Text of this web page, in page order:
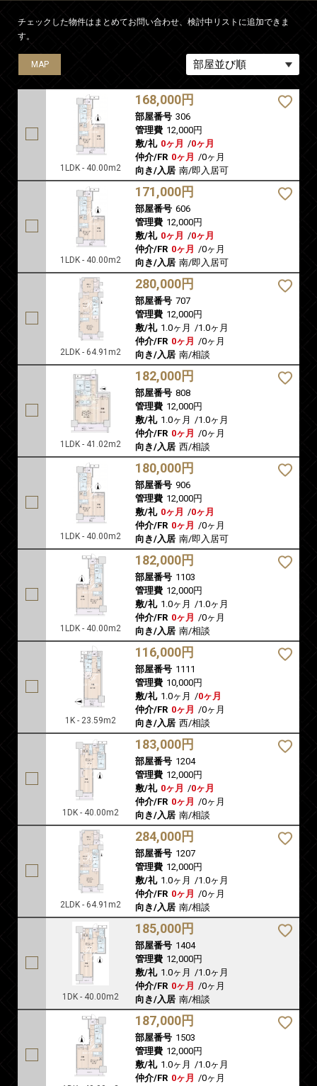
チェックした物件はまとめてお問い合わせ、検討中リストに追加できま
す。
MAP
1LDK - 40.00m2
168,000円
部屋番号 306
管理費 12,000円
敷/礼 0ヶ月 /0ヶ月
仲介/FR 0ヶ月 /0ヶ月
向き/入居 南/即入居可
MAP
1LDK - 40.00m2
171,000円
部屋番号 606
管理費 12,000円
敷/礼 0ヶ月 /0ヶ月
仲介/FR 0ヶ月 /0ヶ月
向き/入居 南/即入居可
MAP
2LDK - 64.91m2
280,000円
部屋番号 707
管理費 12,000円
敷/礼 1.0ヶ月 /1.0ヶ月
仲介/FR 0ヶ月 /0ヶ月
向き/入居 南/相談
MAP
1LDK - 41.02m2
182,000円
部屋番号 808
管理費 12,000円
敷/礼 1.0ヶ月 /1.0ヶ月
仲介/FR 0ヶ月 /0ヶ月
向き/入居 西/相談
MAP
1LDK - 40.00m2
180,000円
部屋番号 906
管理費 12,000円
敷/礼 0ヶ月 /0ヶ月
仲介/FR 0ヶ月 /0ヶ月
向き/入居 南/即入居可
MAP
1LDK - 40.00m2
182,000円
部屋番号 1103
管理費 12,000円
敷/礼 1.0ヶ月 /1.0ヶ月
仲介/FR 0ヶ月 /0ヶ月
向き/入居 南/相談
MAP
1K - 23.59m2
116,000円
部屋番号 1111
管理費 10,000円
敷/礼 1.0ヶ月 /0ヶ月
仲介/FR 0ヶ月 /0ヶ月
向き/入居 西/相談
MAP
1DK - 40.00m2
183,000円
部屋番号 1204
管理費 12,000円
敷/礼 0ヶ月 /0ヶ月
仲介/FR 0ヶ月 /0ヶ月
向き/入居 南/相談
MAP
2LDK - 64.91m2
284,000円
部屋番号 1207
管理費 12,000円
敷/礼 1.0ヶ月 /1.0ヶ月
仲介/FR 0ヶ月 /0ヶ月
向き/入居 南/相談
MAP
1DK - 40.00m2
185,000円
部屋番号 1404
管理費 12,000円
敷/礼 1.0ヶ月 /1.0ヶ月
仲介/FR 0ヶ月 /0ヶ月
向き/入居 南/相談
MAP
187,000円
部屋番号 1503
管理費 12,000円
敷/礼 1.0ヶ月 /1.0ヶ月
仲介/FR 0ヶ月 /0ヶ月